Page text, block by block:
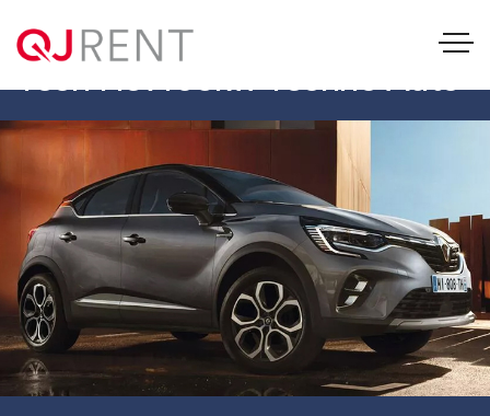
RENAULT CAPTUR 1.6 E-
Tech Hev105kw Techno Auto